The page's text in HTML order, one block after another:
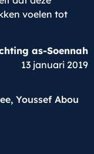
voelen tot
as-Soennah
13 januari 2019
, Youssef Abou